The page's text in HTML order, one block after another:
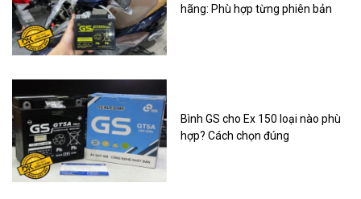
hãng: Phù hợp từng phiên bản
Bình GS cho Ex 150 loại nào phù
hợp? Cách chọn đúng